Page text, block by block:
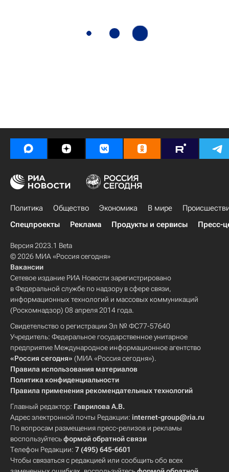
Политика Общество Экономика В мире
Спецпроекты
Реклама Продукты и сервисы Пресс-
Версия 2023.1 Beta
© 2026 МИА «Россия сегодня»
Вакансии
Сетевое издание РИА Новости зарегистрировано
в Федеральной службе по надзору в сфере связи,
информационных технологий и массовых коммуникаций
(Роскомнадзор) 08 апреля 2014 года.
Свидетельство о регистрации Эл № ФС77-57640
Учредитель: Федеральное государственное унитарное
предприятие Международное информационное агентство
«Россия сегодня» (МИА «Россия сегодня»).
Правила использования материалов
Политика конфиденциальности
Правила применения рекомендательных технологий
Главный редактор: Гаврилова А.В.
Адрес электронной почты Редакции: internet-group@ria.ru
По вопросам размещения пресс-релизов и рекламы
воспользуйтесьформой обратной связи
Телефон Редакции: 7 (495) 645-6601
Чтобы связаться с редакцией или сообщить обо всех